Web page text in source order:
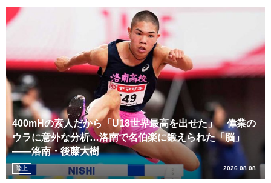
400mHの素人だから「U18世界最高を出せた」 偉業の
ウラに意外な分析…洛南で名伯楽に鍛えられた「脳」
――洛南・後藤大樹
陸上 2026.08.08